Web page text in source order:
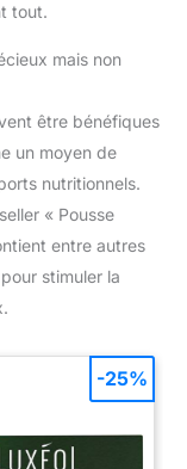
tout.
mais non
être bénéfiques
un moyen de
nutritionnels.
« Pousse
entre autres
stimuler la
-25%